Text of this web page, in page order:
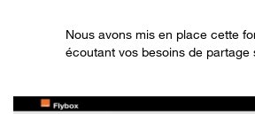
Nous avons mis en place cette
écoutant vos besoins de partage